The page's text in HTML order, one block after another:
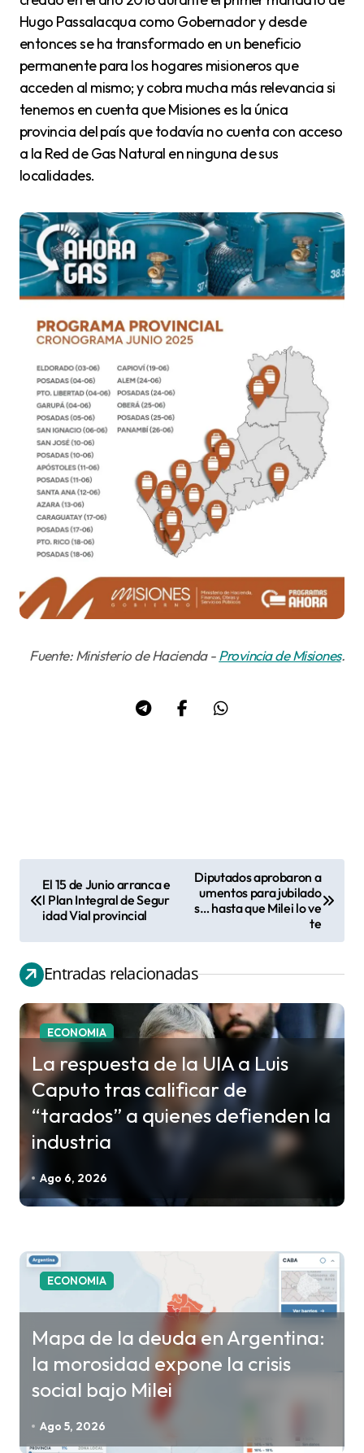
Hugo Passalacqua como Gobernador y desde
entonces se ha transformado en un beneficio
permanente para los hogares misioneros que
acceden al mismo; y cobra mucha más relevancia si
tenemos en cuenta que Misiones es la única
provincia del país que todavía no cuenta con acceso
a la Red de Gas Natural en ninguna de sus
localidades.
Fuente: Ministerio de Hacienda -Provincia de Misiones.
v
e
g
a
c
ó
d
e
n
r
El 15 de Junio arranca e
l Plan Integral de Segur
idad Vial provincial
Diputados aprobaron a
umentos para jubilado
s… hasta que Milei lo ve
te
Entradas relacionadas
ECONOMIA
La respuesta de la UIA a Luis
Caputo tras calificar de
“tarados” a quienes defienden la
industria
Ago 6, 2026
ECONOMIA
Mapa de la deuda en Argentina:
la morosidad expone la crisis
social bajo Milei
Ago 5, 2026